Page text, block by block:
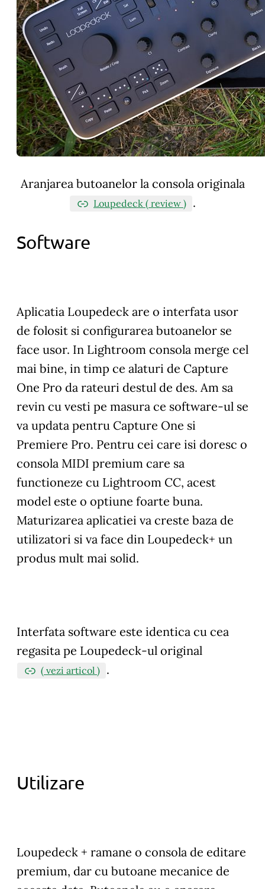
Aranjarea butoanelor la consola originala
Loupedeck ( review ) .
Software
Aplicatia Loupedeck are o interfata usor
de folosit si configurarea butoanelor se
face usor. In Lightroom consola merge cel
mai bine, in timp ce alaturi de Capture
One Pro da rateuri destul de des. Am sa
revin cu vesti pe masura ce software-ul se
va updata pentru Capture One si
Premiere Pro. Pentru cei care isi doresc o
consola MIDI premium care sa
functioneze cu Lightroom CC, acest
model este o optiune foarte buna.
Maturizarea aplicatiei va creste baza de
utilizatori si va face din Loupedeck+ un
produs mult mai solid.
Interfata software este identica cu cea
regasita pe Loupedeck-ul original
( vezi articol ) .
Utilizare
Loupedeck + ramane o consola de editare
premium, dar cu butoane mecanice de